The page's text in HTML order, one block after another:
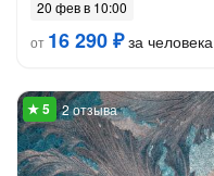
20 фев в 10:00
от 16 290 ₽за человека
2 отзыва